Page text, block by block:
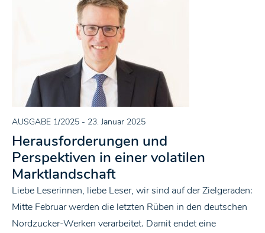
AUSGABE 1/2025 - 23. Januar 2025
Herausforderungen und
Perspektiven in einer volatilen
Marktlandschaft
Liebe Leserinnen, liebe Leser, wir sind auf der Zielgeraden:
Mitte Februar werden die letzten Rüben in den deutschen
Nordzucker-Werken verarbeitet. Damit endet eine